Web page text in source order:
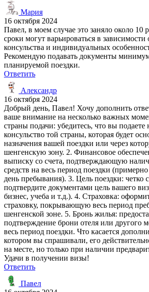
Мария
16 октября 2024
Павел, в моем случае это заняло около 10
сроки могут варьироваться в зависимости
консульства и индивидуальных
Рекомендую подавать документы
планируемой поездки.
Ответить
Александр
16 октября 2024
Добрый день, Павел! Хочу дополнить
ваше внимание на несколько важных
страны подачи: убедитесь, что вы подаете
консульство той страны, которая будет
назначения вашей поездки или через
шенгенскую зону. 2. Финансовое
выписку со счета, подтверждающую
средств на весь период поездки
день пребывания). 3. Цель поездки: четко
подтвердите документами цель вашего
бизнес, учеба и т.д.). 4. Страховка:
страховку, покрывающую весь период
шенгенской зоне. 5. Бронь жилья:
подтверждение брони отеля или другого
весь период поездки. Что касается
котором вы спрашивали, его
на месте, но только при наличии
Удачи в получении визы!
Ответить
Павел